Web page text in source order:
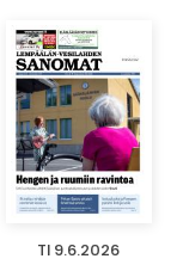
TI 9.6.2026